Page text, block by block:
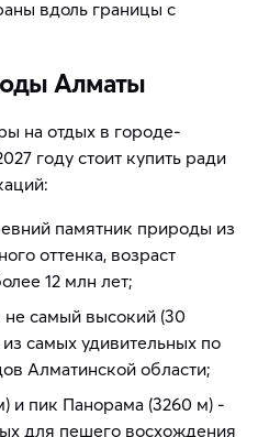
вдоль границы с
Алматы
на отдых в городе-
году стоит купить ради
памятник природы из
оттенка, возраст
12 млн лет;
самый высокий (30
самых удивительных по
Алматинской области;
и пик Панорама (3260 м) -
для пешего восхождения